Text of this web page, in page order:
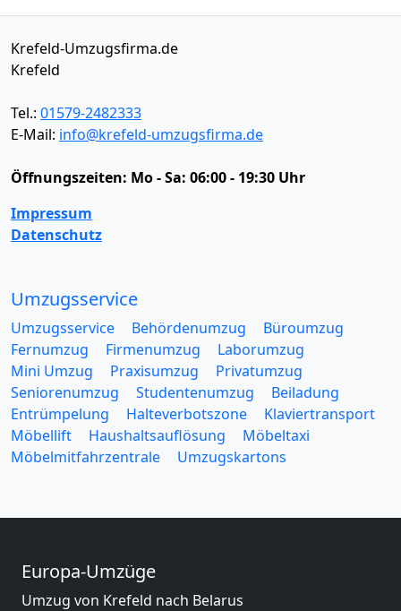
Krefeld-Umzugsfirma.de
Krefeld
Tel.: 01579-2482333
E-Mail: info@krefeld-umzugsfirma.de
Öffnungszeiten: Mo - Sa: 06:00 - 19:30 Uhr
Impressum
Datenschutz
Umzugsservice
Umzugsservice Behördenumzug
Büroumzug
Fernumzug
Firmenumzug
Laborumzug
Mini Umzug
Praxisumzug
Privatumzug
Seniorenumzug
Studentenumzug
Beiladung
Entrümpelung
Halteverbotszone
Klaviertransport
Möbellift
Haushaltsauflösung
Möbeltaxi
Möbelmitfahrzentrale
Umzugskartons
Europa-Umzüge
Umzug von Krefeld nach Belarus